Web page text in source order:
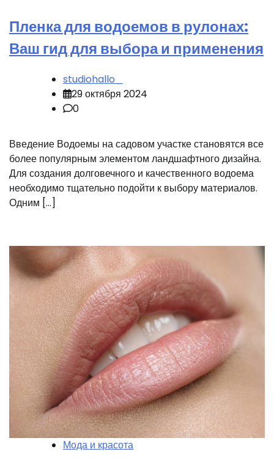
Пленка для водоемов в рулонах:
Ваш гид для выбора и применения
studiohallo_
29 октября 2024
0
Введение Водоемы на садовом участке становятся все
более популярным элементом ландшафтного дизайна.
Для создания долговечного и качественного водоема
необходимо тщательно подойти к выбору материалов.
Одним […]
Мода и красота